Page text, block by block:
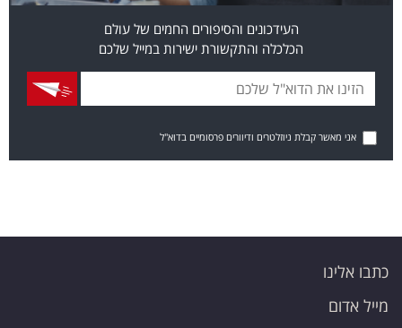
העידכונים והסיפורים החמים של עולם
הכלכלה והתקשורת ישירות במייל שלכם
אני מאשר קבלת ניוזלטרים ודיוורים פרסומיים בדוא"ל
כתבו אלינו
מייל אדום